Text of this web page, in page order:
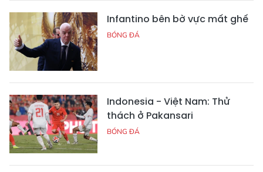
Infantino bên bờ vực mất ghế
BÓNG ĐÁ
Indonesia - Việt Nam: Thử
thách ở Pakansari
BÓNG ĐÁ